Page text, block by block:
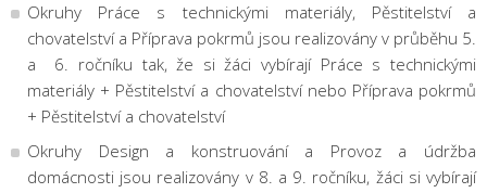
Okruhy Práce s technickými materiály, Pěstitelství a
chovatelství a Příprava pokrmů jsou realizovány v průběhu 5.
a 6. ročníku tak, že si žáci vybírají Práce s technickými
materiály + Pěstitelství a chovatelství nebo Příprava pokrmů
+ Pěstitelství a chovatelství
Okruhy Design a konstruování a Provoz a údržba
domácnosti jsou realizovány v 8. a 9. ročníku, žáci si vybírají